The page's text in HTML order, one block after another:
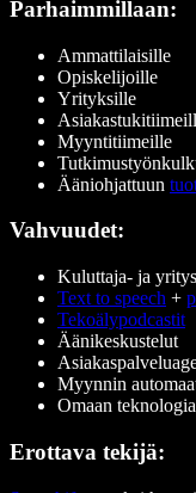
Parhaimmillaan:
Ammattilaisille
Opiskelijoille
Yrityksille
Myyntitiimeille
Ääniohjattuun
Vahvuudet:
Kuluttaja- ja
Text to speech +
Tekoälypodcastit
Äänikeskustelut
Myynnin
Omaan
Erottava tekijä: